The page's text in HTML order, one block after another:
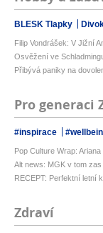
BLESK Tlapky
Filip Vondrášek: V Jižní
Osvěžení ve
Přibývá paniky na
Pro generaci
#inspirace
Pop Culture Wrap:
Alt news: MGK v tom
RECEPT: Perfektní letní
Zdraví